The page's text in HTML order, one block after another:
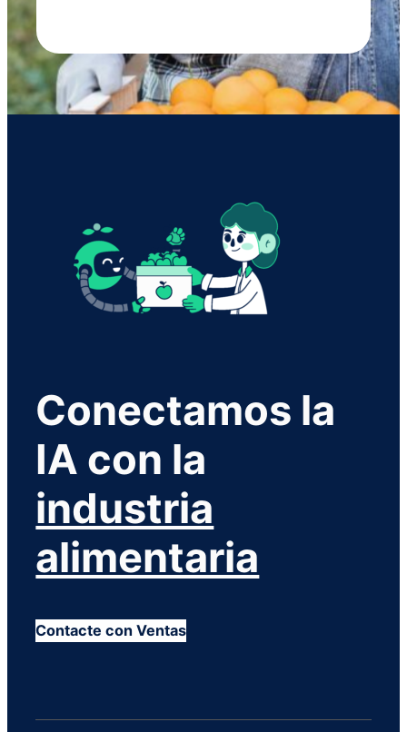
Conectamos la
IA con la
industria
alimentaria
Contacte con Ventas